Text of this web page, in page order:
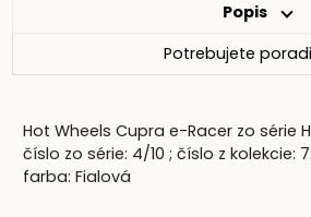
Popis
Potrebujete
Hot Wheels Cupra e-Racer zo série
číslo zo série: 4/10 ; číslo z kolekcie:
farba: Fialová